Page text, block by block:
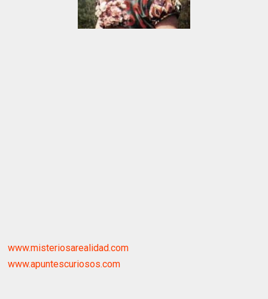
www.misteriosarealidad.com
www.apuntescuriosos.com